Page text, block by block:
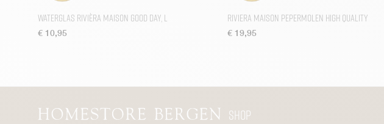
Waterglas Rivièra Maison Good Day, L
€ 10,95
Riviera Maison Pepermolen High Quality
€ 19,95
Shop